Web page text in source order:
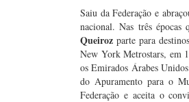
Saiu da Federação e
nacional. Nas três épocas
Queiroz parte para
New York Metrostars, em
os Emirados Árabes
do Apuramento para o
Federação e aceita o